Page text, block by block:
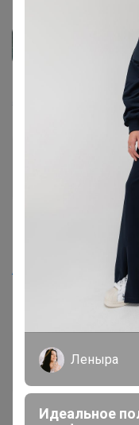
Tulend4ik
Магистр
16 декабря, 2024 09:46
Artemida
, добрый
Леныра
Идеальное